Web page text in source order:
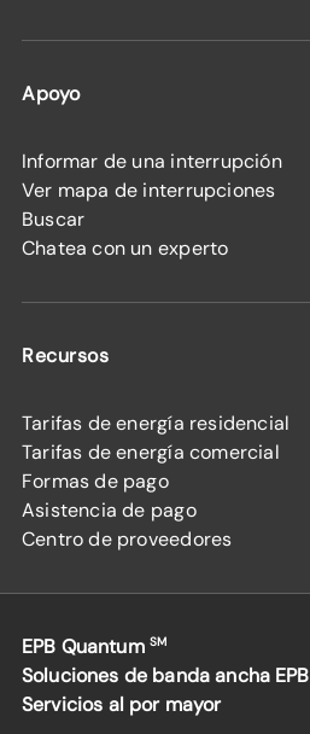
Apoyo
Informar de una interrupción
Ver mapa de interrupciones
Buscar
Chatea con un experto
Recursos
Tarifas de energía residencial
Tarifas de energía comercial
Formas de pago
Asistencia de pago
Centro de proveedores
EPB Quantum SM
Soluciones de banda ancha EPB
Servicios al por mayor